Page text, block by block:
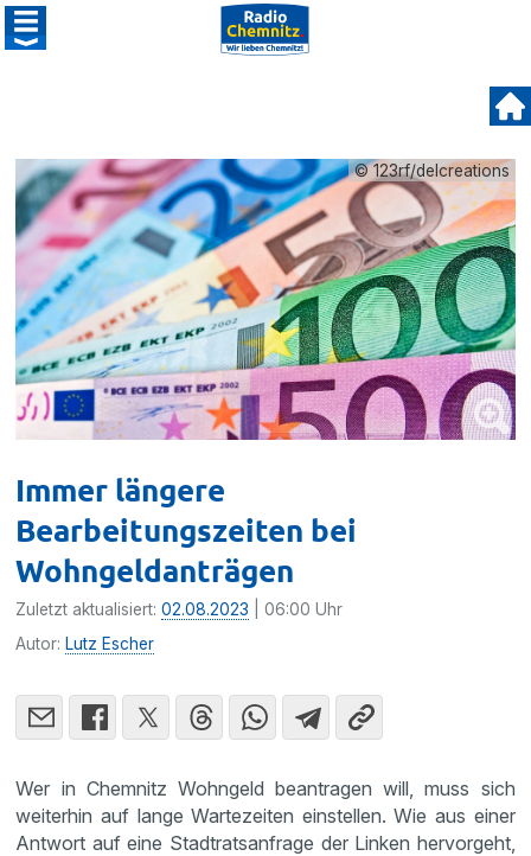
© 123rf/delcreations
Immer längere
Bearbeitungszeiten bei
Wohngeldanträgen
Zuletzt aktualisiert:02.08.2023 | 06:00 Uhr
Autor: Lutz Escher
Wer in Chemnitz Wohngeld beantragen will, muss sich
weiterhin auf lange Wartezeiten einstellen. Wie aus einer
Antwort auf eine Stadtratsanfrage der Linken hervorgeht,